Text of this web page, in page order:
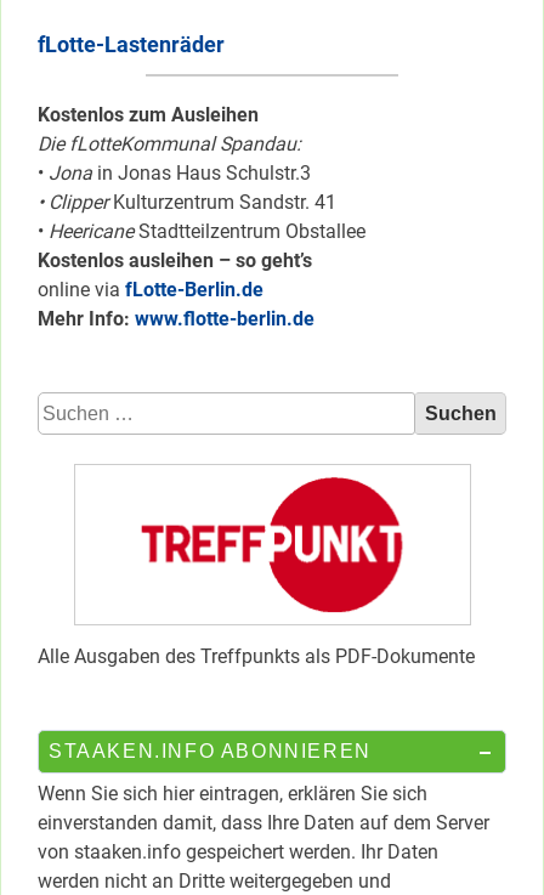
fLotte-Lastenräder
Kostenlos zum Ausleihen
Die fLotteKommunal Spandau:
• Jona in Jonas Haus Schulstr.3
• ClipperKulturzentrum Sandstr. 41
• HeericaneStadtteilzentrum Obstallee
Kostenlos ausleihen – so geht’s
online via fLotte-Berlin.de
Mehr Info: www.flotte-berlin.de
Suchen
nach:
Alle Ausgaben des Treffpunkts als PDF-Dokumente
STAAKEN.INFO ABONNIEREN
Wenn Sie sich hier eintragen, erklären Sie sich
einverstanden damit, dass Ihre Daten auf dem Server
von staaken.info gespeichert werden. Ihr Daten
werden nicht an Dritte weitergegeben und